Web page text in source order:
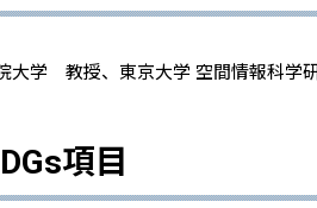
大学 教授、東京大学 空間情報科学
項目